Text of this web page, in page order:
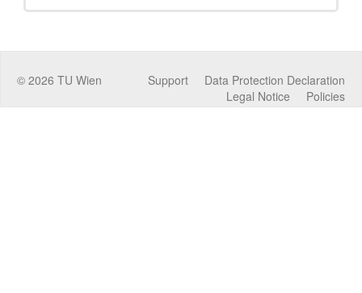
© 2026 TU Wien Data Protection Declaration
Support
Policies
Legal Notice